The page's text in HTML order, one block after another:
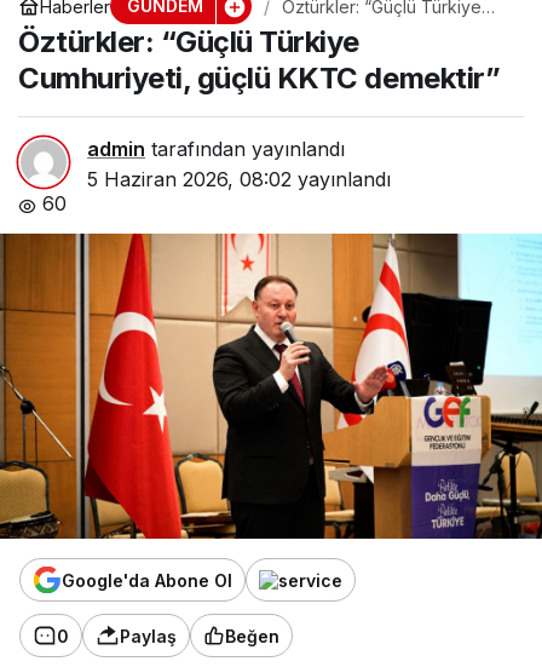
Haberler GÜNDEM
Öztürkler: “Güçlü Türkiye
Cumhuriyeti, güçlü KKTC
demektir”
Öztürkler: “Güçlü Türkiye
Cumhuriyeti, güçlü KKTC demektir”
admin tarafından yayınlandı
5 Haziran 2026, 08:02 yayınlandı
60
Google'da Abone Ol
0 Paylaş Beğen